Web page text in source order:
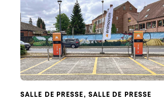
SALLE DE PRESSE, SALLE DE PRESSE